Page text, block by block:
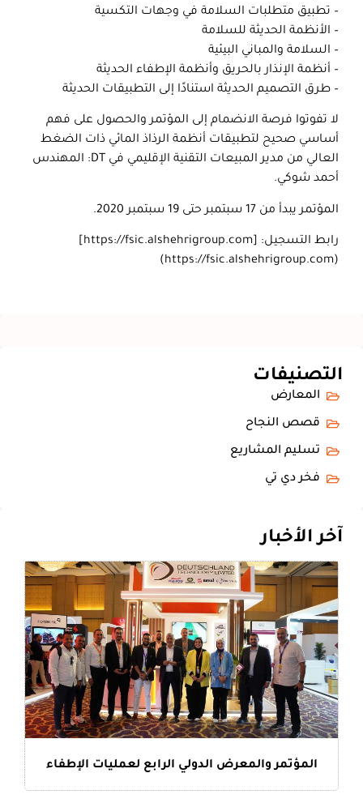
– تطبيق متطلبات السلامة في وجهات التكسية
– الأنظمة الحديثة للسلامة
– السلامة والمباني البيئية
– أنظمة الإنذار بالحريق وأنظمة الإطفاء الحديثة
– طرق التصميم الحديثة استنادًا إلى التطبيقات الحديثة
لا تفوتوا فرصة الانضمام إلى المؤتمر والحصول على فهم
أساسي صحيح لتطبيقات أنظمة الرذاذ المائي ذات الضغط
العالي من مدير المبيعات التقنية الإقليمي في DT: المهندس
أحمد شوكي.
المؤتمر يبدأ من 17 سبتمبر حتى 19 سبتمبر 2020.
رابط التسجيل: [https://fsic.alshehrigroup.com]
(https://fsic.alshehrigroup.com)
التصنيفات
المعارض
قصص النجاح
تسليم المشاريع
فخر دي تي
آخر الأخبار
المؤتمر والمعرض الدولي الرابع لعمليات الإطفاء